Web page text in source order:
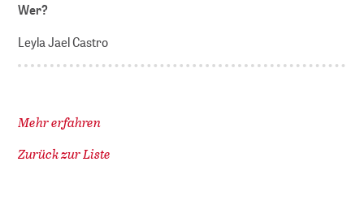
Wer?
Leyla Jael Castro
Mehr erfahren
Zurück zur Liste